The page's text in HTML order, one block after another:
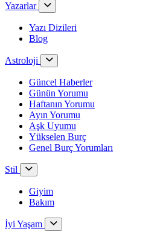
Yazarlar
Yazı Dizileri
Blog
Astroloji
Güncel Haberler
Günün Yorumu
Haftanın Yorumu
Ayın Yorumu
Aşk Uyumu
Yükselen Burç
Genel Burç Yorumları
Stil
Giyim
Bakım
İyi Yaşam